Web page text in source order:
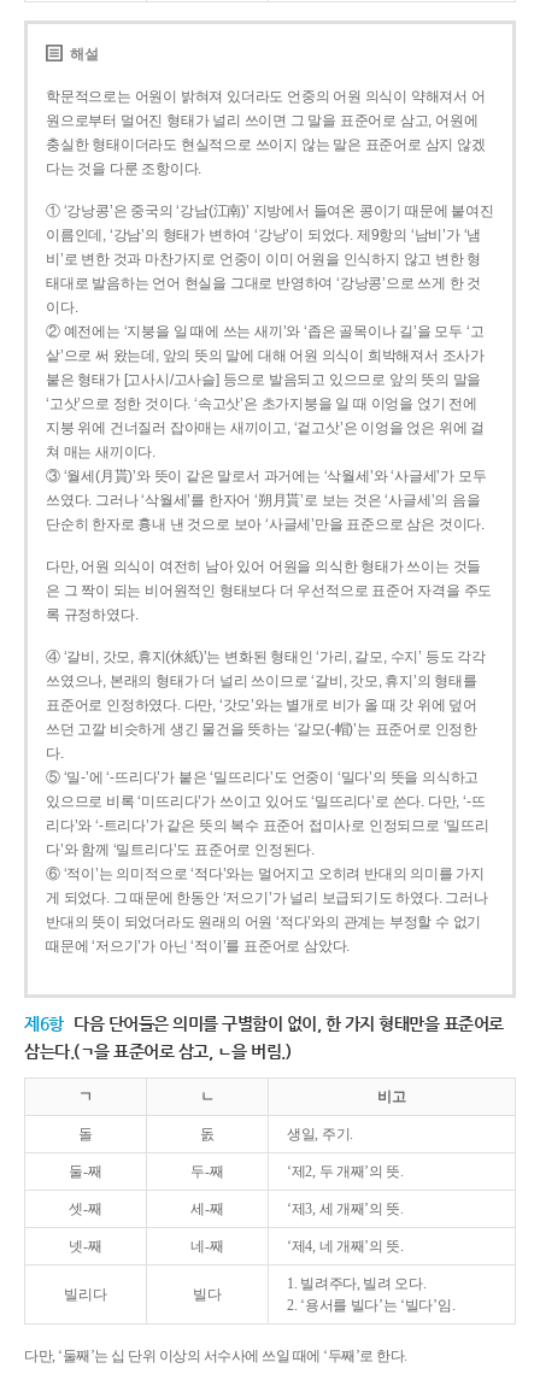
해설
학문적으로는 어원이 밝혀져 있더라도 언중의 어원 의식이 약해져서 어
원으로부터 멀어진 형태가 널리 쓰이면 그 말을 표준어로 삼고, 어원에
충실한 형태이더라도 현실적으로 쓰이지 않는 말은 표준어로 삼지 않겠
다는 것을 다룬 조항이다.
① ‘강낭콩’은 중국의 ‘강남(江南)’ 지방에서 들여온 콩이기 때문에 붙여진
이름인데, ‘강남’의 형태가 변하여 ‘강낭’이 되었다. 제9항의 ‘남비’가 ‘냄
비’로 변한 것과 마찬가지로 언중이 이미 어원을 인식하지 않고 변한 형
태대로 발음하는 언어 현실을 그대로 반영하여 ‘강낭콩’으로 쓰게 한 것
이다.
② 예전에는 ‘지붕을 일 때에 쓰는 새끼’와 ‘좁은 골목이나 길’을 모두 ‘고
샅’으로 써 왔는데, 앞의 뜻의 말에 대해 어원 의식이 희박해져서 조사가
붙은 형태가 [고사시/고사슬] 등으로 발음되고 있으므로 앞의 뜻의 말을
‘고삿’으로 정한 것이다. ‘속고삿’은 초가지붕을 일 때 이엉을 얹기 전에
지붕 위에 건너질러 잡아매는 새끼이고, ‘겉고삿’은 이엉을 얹은 위에 걸
쳐 매는 새끼이다.
③ ‘월세(月貰)’와 뜻이 같은 말로서 과거에는 ‘삭월세’와 ‘사글세’가 모두
쓰였다. 그러나 ‘삭월세’를 한자어 ‘朔月貰’로 보는 것은 ‘사글세’의 음을
단순히 한자로 흉내 낸 것으로 보아 ‘사글세’만을 표준으로 삼은 것이다.
다만, 어원 의식이 여전히 남아 있어 어원을 의식한 형태가 쓰이는 것들
은 그 짝이 되는 비어원적인 형태보다 더 우선적으로 표준어 자격을 주도
록 규정하였다.
④ ‘갈비, 갓모, 휴지(休紙)’는 변화된 형태인 ‘가리, 갈모, 수지’ 등도 각각
쓰였으나, 본래의 형태가 더 널리 쓰이므로 ‘갈비, 갓모, 휴지’의 형태를
표준어로 인정하였다. 다만, ‘갓모’와는 별개로 비가 올 때 갓 위에 덮어
쓰던 고깔 비슷하게 생긴 물건을 뜻하는 ‘갈모(-帽)’는 표준어로 인정한
다.
⑤ ‘밀-’에 ‘-뜨리다’가 붙은 ‘밀뜨리다’도 언중이 ‘밀다’의 뜻을 의식하고
있으므로 비록 ‘미뜨리다’가 쓰이고 있어도 ‘밀뜨리다’로 쓴다. 다만, ‘-뜨
리다’와 ‘-트리다’가 같은 뜻의 복수 표준어 접미사로 인정되므로 ‘밀뜨리
다’와 함께 ‘밀트리다’도 표준어로 인정된다.
⑥ ‘적이’는 의미적으로 ‘적다’와는 멀어지고 오히려 반대의 의미를 가지
게 되었다. 그 때문에 한동안 ‘저으기’가 널리 보급되기도 하였다. 그러나
반대의 뜻이 되었더라도 원래의 어원 ‘적다’와의 관계는 부정할 수 없기
때문에 ‘저으기’가 아닌 ‘적이’를 표준어로 삼았다.
제6항 다음 단어들은 의미를 구별함이 없이, 한 가지 형태만을 표준어로
삼는다.(ㄱ을 표준어로 삼고, ㄴ을 버림.)
ㄱ ㄴ 비고
돌 돐 생일, 주기.
둘-째 두-째 ‘제2, 두 개째’의 뜻.
셋-째 세-째 ‘제3, 세 개째’의 뜻.
넷-째 네-째 ‘제4, 네 개째’의 뜻.
빌리다 빌다
1. 빌려주다, 빌려 오다.
2. ‘용서를 빌다’는 ‘빌다’임.
다만, ‘둘째’는 십 단위 이상의 서수사에 쓰일 때에 ‘두째’로 한다.